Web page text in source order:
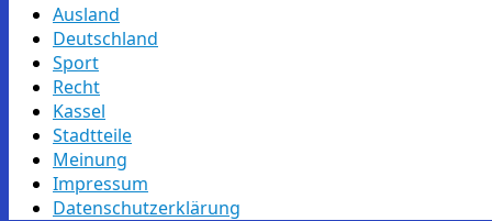
Skip
content
Ausland
Deutschland
Sport
Recht
Kassel
Stadtteile
Meinung
Impressum
Datenschutzerklärung